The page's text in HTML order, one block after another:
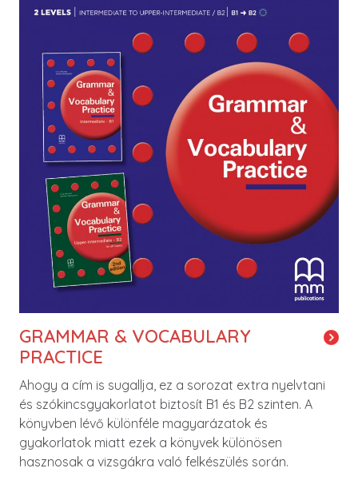
GRAMMAR & VOCABULARY
PRACTICE
Ahogy a cím is sugallja, ez a sorozat extra nyelvtani
és szókincsgyakorlatot biztosít B1 és B2 szinten. A
könyvben lévő különféle magyarázatok és
gyakorlatok miatt ezek a könyvek különösen
hasznosak a vizsgákra való felkészülés során.